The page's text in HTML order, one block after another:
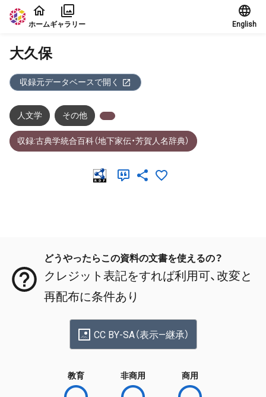
本文に飛ぶ
ホームギャラリー English
大久保
収録元データベースで開く
人文学 その他
収録:古典学統合百科（地下家伝・芳賀人名辞典）
どうやったらこの資料の文書を使えるの？
クレジット表記をすれば利用可、改変と
再配布に条件あり
CC BY-SA（表示—継承）
教育 非商用 商用